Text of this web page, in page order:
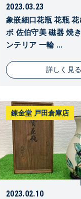
2023.03.23
象嵌細口花瓶 花瓶 花
ボ 佐伯守美 磁器 焼
ンテリア 一輪 ...
詳しく見る
錬金堂 戸田倉庫店
2023.02.10